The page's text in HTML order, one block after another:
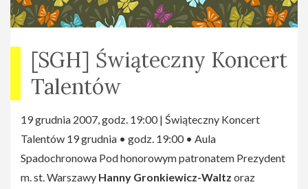
[SGH] Świąteczny Koncert
Talentów
19 grudnia 2007, godz. 19:00 | Świąteczny Koncert
Talentów 19 grudnia • godz. 19:00 • Aula
Spadochronowa Pod honorowym patronatem Prezydent
m. st. Warszawy Hanny Gronkiewicz-Waltz oraz